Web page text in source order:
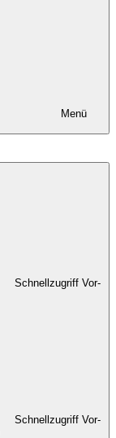
Menü
Schnellzugriff Vor-
Schnellzugriff Vor-